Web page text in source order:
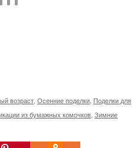
возраст Осенние поделки Поделки для
из бумажных комочков Зимние